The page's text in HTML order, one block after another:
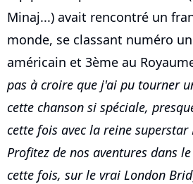
Minaj...) avait rencontré un
monde, se classant numéro
américain et 3ème au
pas à croire que j'ai pu tourner
cette chanson si spéciale,
cette fois avec la reine superstar
Profitez de nos aventures dans
cette fois, sur le vrai London